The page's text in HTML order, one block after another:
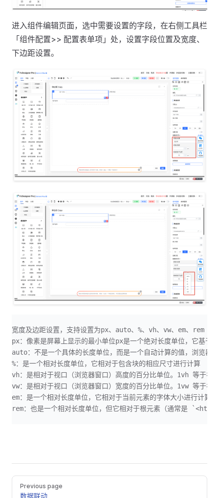
进入组件编辑页面，选中需要设置的字段，在右侧工具栏
「组件配置>> 配置表单项」处，设置字段位置及宽度、
下边距设置。
宽度及边距设置，支持设置为px、auto、%、vh、vw、em、rem
px：像素是屏幕上显示的最小单位px是一个绝对长度单位，它基于
auto：不是一个具体的长度单位，而是一个自动计算的值，浏览器
%：是一个相对长度单位，它相对于包含块的相应尺寸进行计算
vh：是相对于视口（浏览器窗口）高度的百分比单位。1vh 等于视
vw：是相对于视口（浏览器窗口）宽度的百分比单位。1vw 等于视
em：是一个相对长度单位，它相对于当前元素的字体大小进行计算
rem：也是一个相对长度单位，但它相对于根元素（通常是
PagerPrevious page
数据联动